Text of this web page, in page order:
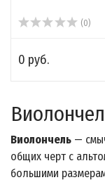
(0)
0 руб.
Виолончель —
общих черт с
большими